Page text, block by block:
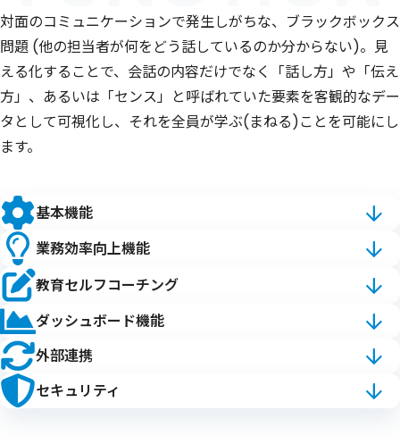
対面のコミュニケーションで発生しがちな、ブラックボックス
問題 (他の担当者が何をどう話しているのか分からない)。見
える化することで、会話の内容だけでなく
「話し方」や「伝え
方」、あるいは「センス」と呼ばれていた要素を客観的なデー
タとして可視化し、 それを全員が学ぶ(まねる)ことを可能にし
ます。
基本機能
業務効率向上機能
教育セルフコーチング
ダッシュボード機能
外部連携
セキュリティ